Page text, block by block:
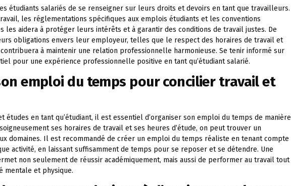
étudiants salariés de se renseigner sur leurs droits et devoirs en tant que travailleurs.
les réglementations spécifiques aux emplois étudiants et les conventions
les aidera à protéger leurs intérêts et à garantir des conditions de travail justes. De
obligations envers leur employeur, telles que le respect des horaires de travail et
contribuera à maintenir une relation professionnelle harmonieuse. Se tenir informé sur
pour une expérience professionnelle positive en tant qu’étudiant salarié.
emploi du temps pour concilier travail et
études en tant qu’étudiant, il est essentiel d’organiser son emploi du temps de manière
ses horaires de travail et ses heures d’étude, on peut trouver un
domaines. Il est recommandé de créer un emploi du temps réaliste en tenant compte
activité, en laissant suffisamment de temps pour se reposer et se détendre. Une
non seulement de réussir académiquement, mais aussi de performer au travail tout
mentale et physique.